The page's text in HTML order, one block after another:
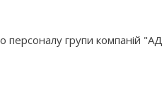
групи компаній